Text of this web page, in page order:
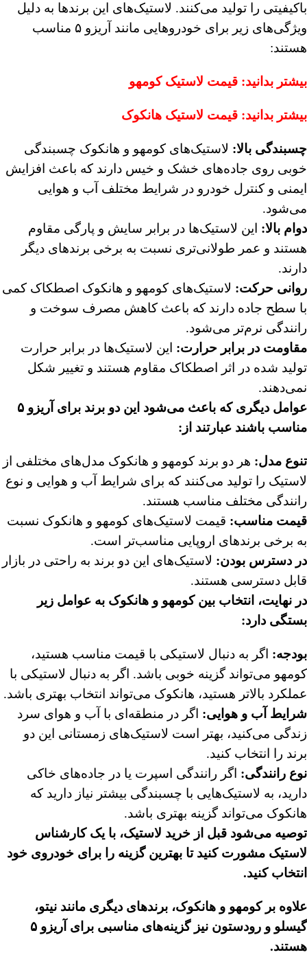
باکیفیتی را تولید می‌کنند. لاستیک‌های این برندها به دلیل
ویژگی‌های زیر برای خودروهایی مانند آریزو ۵ مناسب
هستند:
بیشتر بدانید: قیمت لاستیک کومهو
بیشتر بدانید: قیمت لاستیک هانکوک
چسبندگی بالا: لاستیک‌های کومهو و هانکوک چسبندگی
خوبی روی جاده‌های خشک و خیس دارند که باعث افزایش
ایمنی و کنترل خودرو در شرایط مختلف آب و هوایی
می‌شود.
دوام بالا: این لاستیک‌ها در برابر سایش و پارگی مقاوم
هستند و عمر طولانی‌تری نسبت به برخی برندهای دیگر
دارند.
روانی حرکت: لاستیک‌های کومهو و هانکوک اصطکاک کمی
با سطح جاده دارند که باعث کاهش مصرف سوخت و
رانندگی نرم‌تر می‌شود.
مقاومت در برابر حرارت: این لاستیک‌ها در برابر حرارت
تولید شده در اثر اصطکاک مقاوم هستند و تغییر شکل
نمی‌دهند.
عوامل دیگری که باعث می‌شود این دو برند برای آریزو ۵
مناسب باشند عبارتند از:
تنوع مدل: هر دو برند کومهو و هانکوک مدل‌های مختلفی از
لاستیک را تولید می‌کنند که برای شرایط آب و هوایی و نوع
رانندگی مختلف مناسب هستند.
قیمت مناسب: قیمت لاستیک‌های کومهو و هانکوک نسبت
به برخی برندهای اروپایی مناسب‌تر است.
در دسترس بودن: لاستیک‌های این دو برند به راحتی در بازار
قابل دسترسی هستند.
در نهایت، انتخاب بین کومهو و هانکوک به عوامل زیر
بستگی دارد:
بودجه: اگر به دنبال لاستیکی با قیمت مناسب هستید،
کومهو می‌تواند گزینه خوبی باشد. اگر به دنبال لاستیکی با
عملکرد بالاتر هستید، هانکوک می‌تواند انتخاب بهتری باشد.
شرایط آب و هوایی: اگر در منطقه‌ای با آب و هوای سرد
زندگی می‌کنید، بهتر است لاستیک‌های زمستانی این دو
برند را انتخاب کنید.
نوع رانندگی: اگر رانندگی اسپرت یا در جاده‌های خاکی
دارید، به لاستیک‌هایی با چسبندگی بیشتر نیاز دارید که
هانکوک می‌تواند گزینه بهتری باشد.
توصیه می‌شود قبل از خرید لاستیک، با یک کارشناس
لاستیک مشورت کنید تا بهترین گزینه را برای خودروی خود
انتخاب کنید.
علاوه بر کومهو و هانکوک، برندهای دیگری مانند نیتو،
گیسلو و رودستون نیز گزینه‌های مناسبی برای آریزو ۵
هستند.